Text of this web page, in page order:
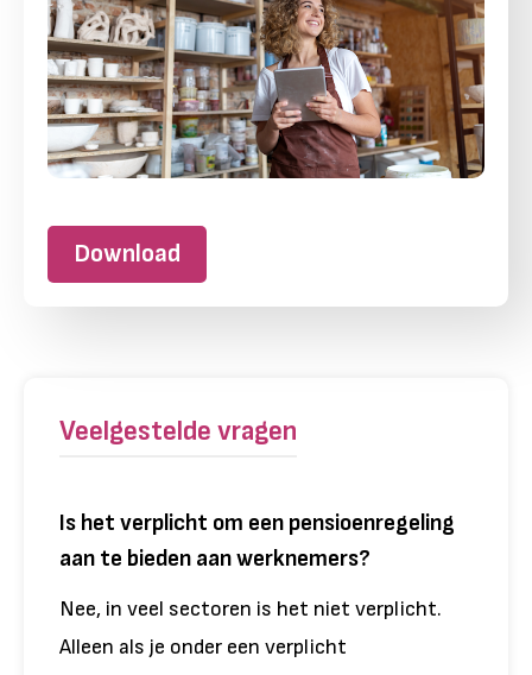
Download
Veelgestelde vragen
Is het verplicht om een pensioenregeling
aan te bieden aan werknemers?
Nee, in veel sectoren is het niet verplicht.
Alleen als je onder een verplicht